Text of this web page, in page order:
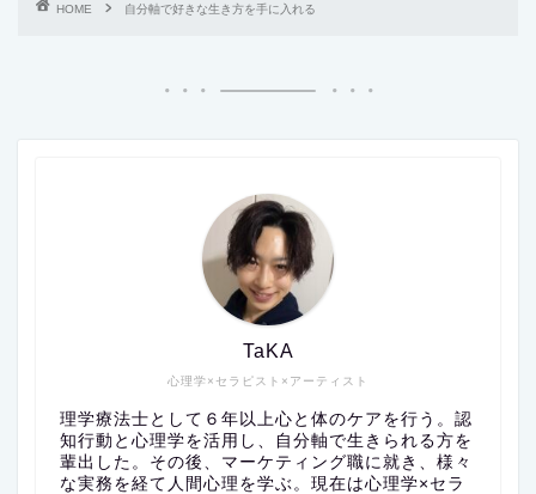
HOME 自分軸で好きな生き方を手に入れる
心理学×セラピスト×アーティスト
TaKA
理学療法士として６年以上心と体のケアを行う。認
知行動と心理学を活用し、自分軸で生きられる方を
輩出した。その後、マーケティング職に就き、様々
な実務を経て人間心理を学ぶ。現在は心理学×セラ